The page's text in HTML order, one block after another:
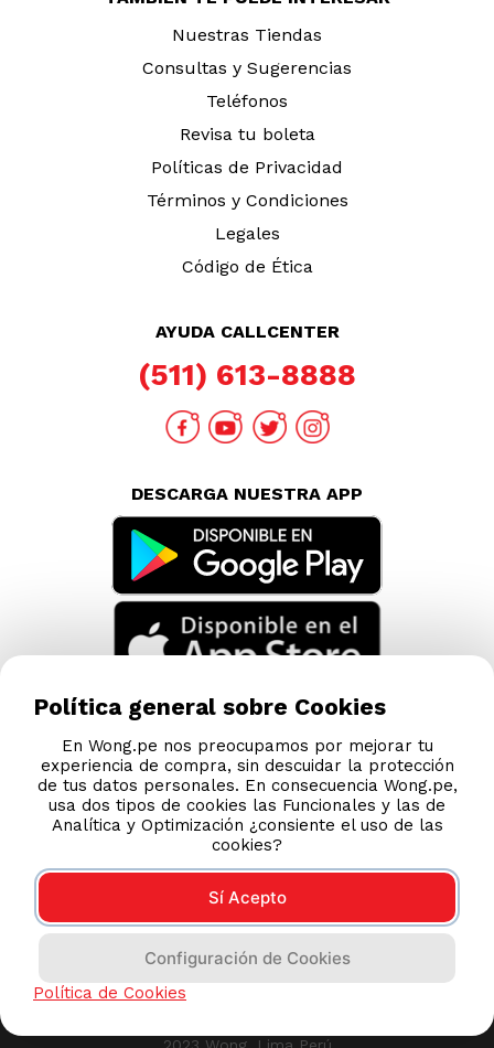
Nuestras Tiendas
Consultas y Sugerencias
Teléfonos
Revisa tu boleta
Políticas de Privacidad
Términos y Condiciones
Legales
Código de Ética
AYUDA CALLCENTER
(511) 613-8888
DESCARGA NUESTRA APP
Esta tienda usa Niubiz para realizar transacciones
Política general sobre Cookies
En Wong.pe nos preocupamos por mejorar tu
experiencia de compra, sin descuidar la protección
de tus datos personales. En consecuencia Wong.pe,
usa dos tipos de cookies las Funcionales y las de
Analítica y Optimización ¿consiente el uso de las
cookies?
Sí Acepto
Configuración de Cookies
Política de Cookies